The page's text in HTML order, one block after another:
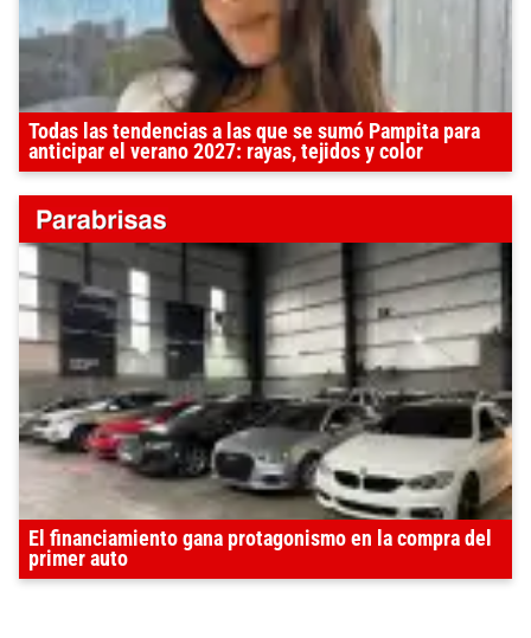
Todas las tendencias a las que se sumó Pampita para
anticipar el verano 2027: rayas, tejidos y color
El financiamiento gana protagonismo en la compra del
primer auto